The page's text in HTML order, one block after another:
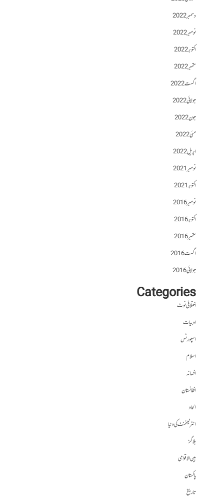
دسمبر 2022
نومبر 2022
اکتوبر 2022
ستمبر 2022
اگست 2022
جولائی 2022
جون 2022
مئی 2022
اپریل 2022
نومبر 2021
اکتوبر 2021
نومبر 2016
اکتوبر 2016
ستمبر 2016
اگست 2016
جولائی 2016
Categories
اختلافی نوٹ
ادبیات
اسپورٹس
اسلام
افسانہ
افغانستان
الحاد
انٹرٹینمنٹ کی دنیا
بلاگز
بین الاقوامی
پاکستان
تاریخ